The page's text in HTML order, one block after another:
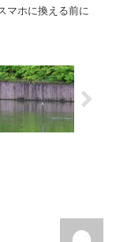
マホに換える前に